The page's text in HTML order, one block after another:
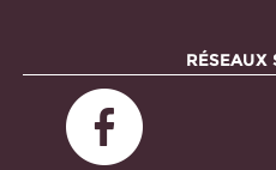
RÉSEAUX